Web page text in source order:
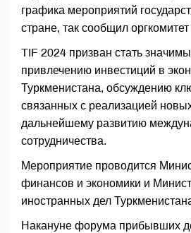
графика мероприятий
стране, так сообщил
TIF 2024 призван стать
привлечению инвестиций в
Туркменистана, обсуждению
связанных с реализацией
дальнейшему развитию
сотрудничества.
Мероприятие проводится
финансов и экономики и
иностранных дел
Накануне форума прибывших